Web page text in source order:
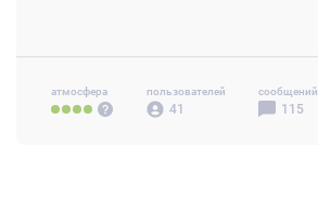
атмосфера пользователей
41
сообщений
115